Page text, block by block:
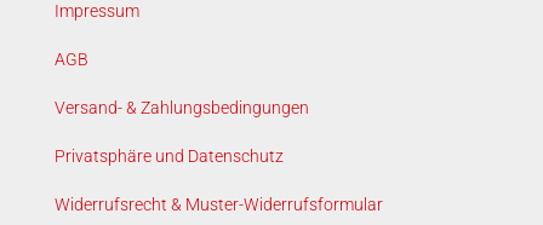
Impressum
AGB
Versand- & Zahlungsbedingungen
Privatsphäre und Datenschutz
Widerrufsrecht & Muster-Widerrufsformular